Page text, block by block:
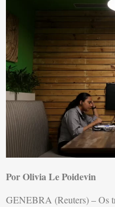
Por Olivia Le Poidevin
GENEBRA (Reuters) – Os